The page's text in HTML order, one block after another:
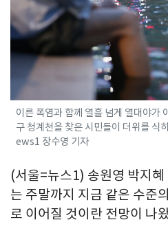
이른 폭염과 함께 열흘 넘게 열대야가
구 청계천을 찾은 시민들이 더위를
ews1 장수영 기자
(서울=뉴스1) 송원영 박지
는 주말까지 지금 같은 수준
로 이어질 것이란 전망이 나